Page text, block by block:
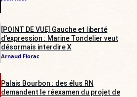
[POINT DE VUE] Gauche et liberté
d’expression : Marine Tondelier veut
désormais interdire X
Arnaud Florac
Palais Bourbon : des élus RN
demandent le réexamen du projet de